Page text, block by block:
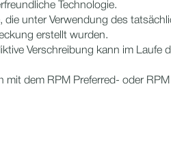
Technologie.
die unter Verwendung des
erstellt wurden.
Verschreibung kann im Laufe
mit dem RPM Preferred- oder